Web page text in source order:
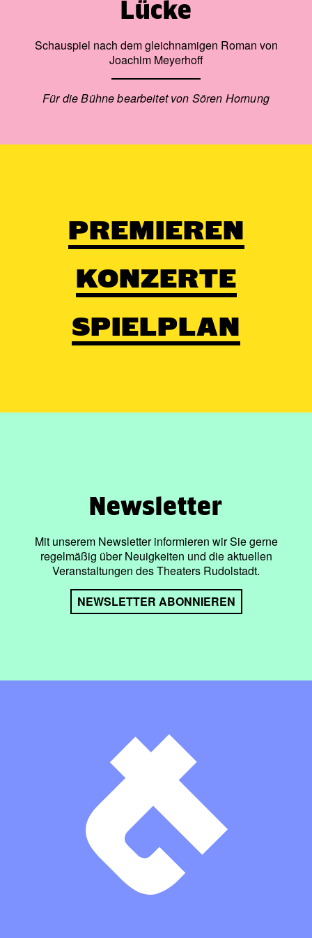
Lücke
Schauspiel nach dem gleichnamigen Roman von
Joachim Meyerhoff
Für die Bühne bearbeitet von Sören Hornung
PREMIEREN
KONZERTE
SPIELPLAN
Newsletter
Mit unserem Newsletter informieren wir Sie gerne
regelmäßig über Neuigkeiten und die aktuellen
Veranstaltungen des Theaters Rudolstadt.
NEWSLETTER ABONNIEREN